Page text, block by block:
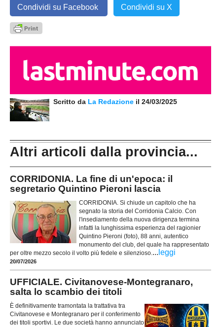
Condividi su Facebook Condividi su X
Scritto da La Redazione il 24/03/2025
Altri articoli dalla provincia...
CORRIDONIA. La fine di un'epoca: il
segretario Quintino Pieroni lascia
CORRIDONIA. Si chiude un capitolo che ha
segnato la storia del Corridonia Calcio. Con
l'insediamento della nuova dirigenza termina
infatti la lunghissima esperienza del ragionier
Quintino Pieroni (foto), 88 anni, autentico
monumento del club, del quale ha rappresentato
per oltre mezzo secolo il volto più fedele e silenzioso.... leggi
20/07/2026
UFFICIALE. Civitanovese-Montegranaro,
salta lo scambio dei titoli
È definitivamente tramontata la trattativa tra
Civitanovese e Montegranaro per il conferimento
dei titoli sportivi. Le due società hanno annunciato